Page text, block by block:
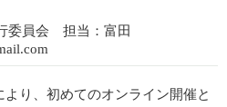
委員会 担当：富田
り、初めてのオンライン開催と